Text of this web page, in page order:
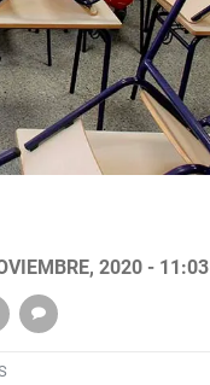
2020 - 11:03